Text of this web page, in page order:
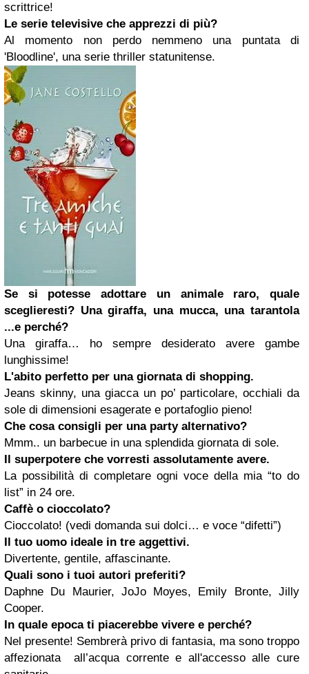
scrittrice!
Le serie televisive che apprezzi di più?
Al momento non perdo nemmeno una puntata di
'Bloodline', una serie thriller statunitense.
Se si potesse adottare un animale raro, quale
sceglieresti? Una giraffa, una mucca, una tarantola
...e perché?
Una giraffa… ho sempre desiderato avere gambe
lunghissime!
L'abito perfetto per una giornata di shopping.
Jeans skinny, una giacca un po’ particolare, occhiali da
sole di dimensioni esagerate e portafoglio pieno!
Che cosa consigli per una party alternativo?
Mmm.. un barbecue in una splendida giornata di sole.
Il superpotere che vorresti assolutamente avere.
La possibilità di completare ogni voce della mia “to do
list” in 24 ore.
Caffè o cioccolato?
Cioccolato! (vedi domanda sui dolci… e voce “difetti”)
Il tuo uomo ideale in tre aggettivi.
Divertente, gentile, affascinante.
Quali sono i tuoi autori preferiti?
Daphne Du Maurier, JoJo Moyes, Emily Bronte, Jilly
Cooper.
In quale epoca ti piacerebbe vivere e perché?
Nel presente! Sembrerà privo di fantasia, ma sono troppo
affezionata all’acqua corrente e all'accesso alle cure